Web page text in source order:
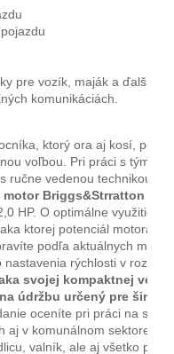
pre vozík, maják a ďalšie
komunikáciách.
ktorý ora aj kosí,
voľbou. Pri práci s týmto
ručne vedenou technikou
Briggs&Strratton EXi
HP. O optimálne využitie
ktorej potenciál motora
podľa aktuálnych
rýchlosti v
svojej kompaktnej
údržbu určený pre
oceníte pri práci na
aj v komunálnom sektore. K
valník, ale aj všetko